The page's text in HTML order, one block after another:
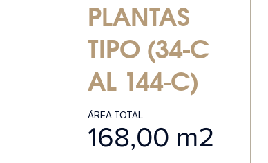
PLANTAS
TIPO (34-C
AL 144-C)
ÁREA TOTAL
168,00 m2